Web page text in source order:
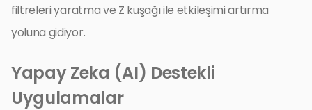
filtreleri yaratma ve Z kuşağı ile etkileşimi artırma
yoluna gidiyor.
Yapay Zeka (AI) Destekli
Uygulamalar